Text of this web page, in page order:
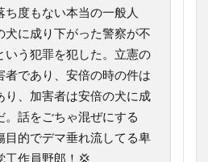
度もない本当の一般人
犬に成り下がった警察が不
いう犯罪を犯した。立憲の
者であり、安倍の時の件は
り、加害者は安倍の犬に成
。話をごちゃ混ぜにする
目的でデマ垂れ流してる卑
工作員野郎！💢